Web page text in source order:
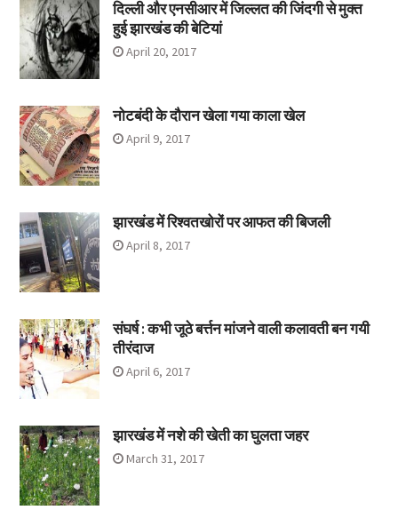
दिल्ली और एनसीआर में जिल्लत की जिंदगी से मुक्त
हुई झारखंड की बेटियां
April 20, 2017
नोटबंदी के दौरान खेला गया काला खेल
April 9, 2017
झारखंड में रिश्वतखोरों पर आफत की बिजली
April 8, 2017
संघर्ष : कभी जूठे बर्त्तन मांजने वाली कलावती बन गयी
तीरंदाज
April 6, 2017
झारखंड में नशे की खेती का घुलता जहर
March 31, 2017